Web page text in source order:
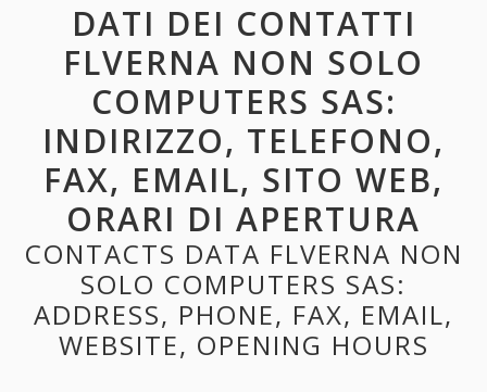
DATI DEI CONTATTI
FLVERNA NON SOLO
COMPUTERS SAS:
INDIRIZZO, TELEFONO,
FAX, EMAIL, SITO WEB,
ORARI DI APERTURA
CONTACTS DATA FLVERNA NON
SOLO COMPUTERS SAS:
ADDRESS, PHONE, FAX, EMAIL,
WEBSITE, OPENING HOURS